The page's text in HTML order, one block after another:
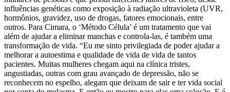
influências genéticas como exposição à radiação ultravioleta (UVR,
hormônios, gravidez, uso de drogas, fatores emocionais, entre
outros. Para Cimara, o ‘Método Célula’ é um tratamento que vai
além de ajudar a eliminar manchas e controla-las, é também uma
transformação de vida. “Eu me sinto privilegiada de poder ajudar a
melhorar a autoestima e qualidade de vida de vida de tantos
pacientes. Muitas mulheres chegam aqui na clínica tristes,
angustiadas, outras com grau avançado de depressão, não se
reconhecem no espelho, alegam que deixam de sair e ter vida social